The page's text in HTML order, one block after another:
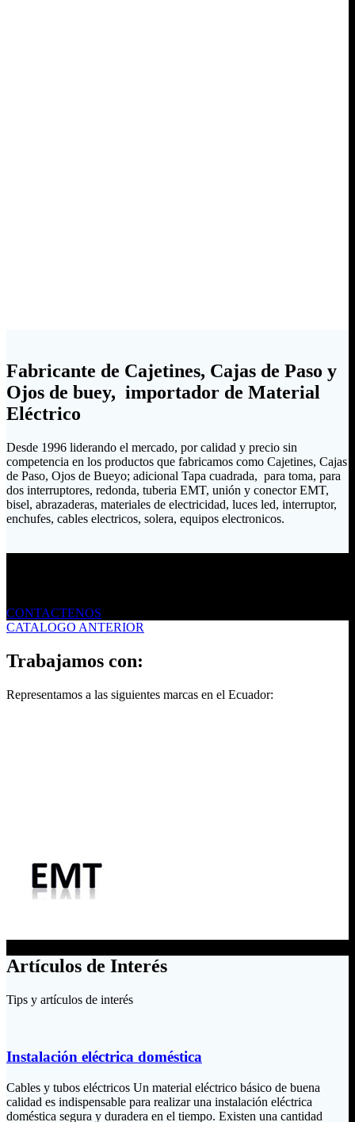
Fabricante de Cajetines, Cajas de Paso y
Ojos de buey, importador de Material
Eléctrico
Desde 1996 liderando el mercado, por calidad y precio sin
competencia en los productos que fabricamos como Cajetines, Cajas
de Paso, Ojos de Bueyo; adicional Tapa cuadrada, para toma, para
dos interruptores, redonda, tuberia EMT, unión y conector EMT,
bisel, abrazaderas, materiales de electricidad, luces led, interruptor,
enchufes, cables electricos, solera, equipos electronicos.
CONTACTENOS
CATALOGO ANTERIOR
Trabajamos con:
Representamos a las siguientes marcas en el Ecuador:
Artículos de Interés
Tips y artículos de interés
Instalación eléctrica doméstica
Cables y tubos eléctricos Un material eléctrico básico de buena
calidad es indispensable para realizar una instalación eléctrica
doméstica segura y duradera en el tiempo. Existen una cantidad